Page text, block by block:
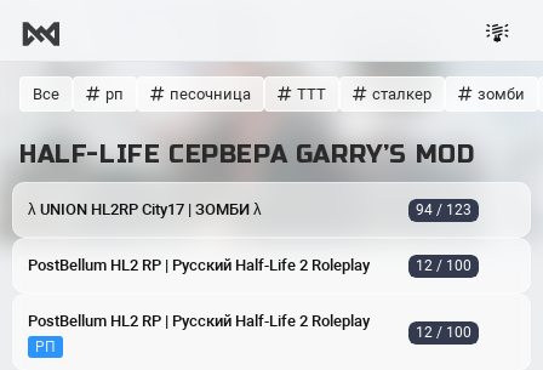
Все рп песочница ТТТ сталкер зомби
HALF-LIFE СЕРВЕРА GARRY’S MOD
λ UNION HL2RP City17 | ЗОМБИ λ 94 / 123
PostBellum HL2 RP | Русский Half-Life 2 Roleplay 12 / 100
PostBellum HL2 RP | Русский Half-Life 2 Roleplay
РП
12 / 100